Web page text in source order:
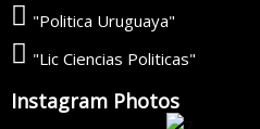
"Politica Uruguaya"
"Lic Ciencias Politicas"
Instagram Photos